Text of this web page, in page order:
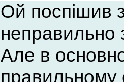
Ой поспішив
неправильно
Але в
правильному